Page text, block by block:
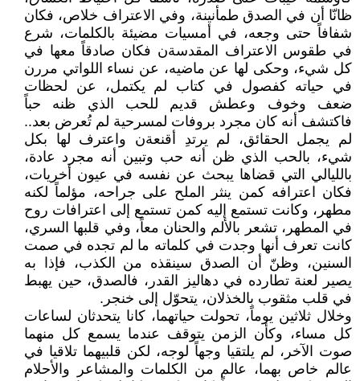
ظانّا أن في الصدق طمأنينة، وفي الاعتراف خلاص، فكان
شفافاً حتى وجعه، في أمسيات مضيئة بالكلمات، شرع
في طقوس الاعتراف المقدسةن فكان صادقاً معها في
كل شيء، وحكى لها عن ماضيه، عن نساء اللواتي مررن
في حياته كفصول في كتاب لم يكتمل، عن لحظات
ضعف وخوف وعطش قديم للحب الذي ظنه حباً
فاكتشف أنه كان مجرد بروفات لمسرحية لم تُعرض بعد..
لم يجمل الحقائق، لم يرتدِ أقنعةن واعترف لها بكل
شيء، بالحب الذي ظن أنه حب وتبين أنه مجرد عادة،
بالليالي التي قضاها يبحث عن نفسه في عيون أخريات،
فكان اعترافه كمن ينثر الملح على جراحه، مؤلماً لكنه
مطهر، وكانت تستمع إليه كمن تستمع إلى اعترافات روح
في المطهر، تشعر بالألم والحنان معاً، وفي قلبها السري،
كانت تعرف أنها وجدت في كلماته ما لم تجده في صمت
السنين، وظنّ أن الصدق سينقذه من الكذب، فإذا به
يصير لعنة تطارده في دهاليز القدر، فالصدق، حين يهبط
في قلب مثقوب بالخذلان، يتحوّل إلى خنجر.
وخلال ثلاثين يوماً، تحولت حياتهما، كانا يتحدثان لساعات
كل مساء، وكأن الزمن يتوقف عندما يسمع كل منهما
صوت الآخر، لم يلتقيا وجهاً لوجه، لكن قلبيهما تلاقيا في
عالم خاص بهما، عالم من الكلمات والمشاعر والأحلام